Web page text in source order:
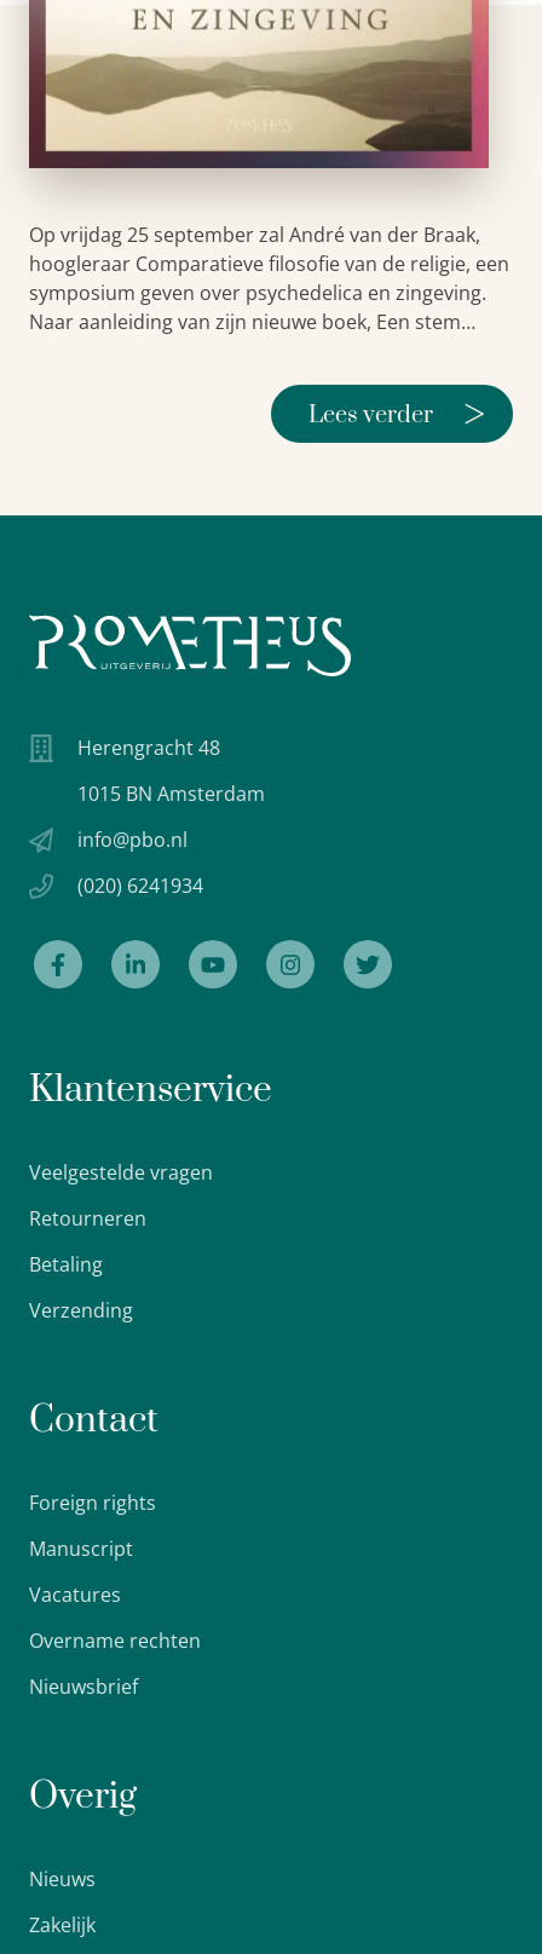
Op vrijdag 25 september zal André van der Braak,
hoogleraar Comparatieve filosofie van de religie, een
symposium geven over psychedelica en zingeving.
Naar aanleiding van zijn nieuwe boek, Een stem…
Lees verder >
Herengracht 48
1015 BN Amsterdam
info@pbo.nl
(020) 6241934
Klantenservice
Veelgestelde vragen
Retourneren
Betaling
Verzending
Contact
Foreign rights
Manuscript
Vacatures
Overname rechten
Nieuwsbrief
Overig
Nieuws
Zakelijk